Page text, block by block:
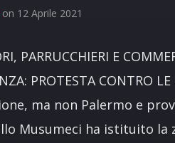
on 12 Aprile 2021
PARRUCCHIERI E
PROTESTA CONTRO
ma non Palermo e
Musumeci ha istituito la